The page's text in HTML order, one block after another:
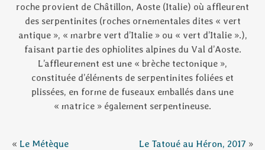
roche provient de Châtillon, Aoste (Italie) où affleurent
des serpentinites (roches ornementales dites « vert
antique », « marbre vert d’Italie » ou « vert d’Italie ».),
faisant partie des ophiolites alpines du Val d’Aoste.
L’affleurement est une « brèche tectonique »,
constituée d’éléments de serpentinites foliées et
plissées, en forme de fuseaux emballés dans une
« matrice » également serpentineuse.
« Le Métèque Le Tatoué au Héron, 2017 »